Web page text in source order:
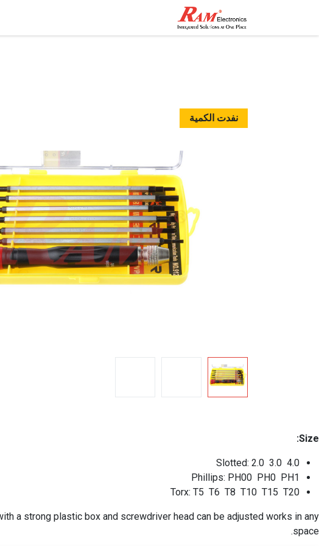
نفدت الكمية
Size:
Slotted: 2.0 3.0 4.0
Phillips: PH00 PH0 PH1
Torx: T5 T6 T8 T10 T15 T20
a strong plastic box and screwdriver head can be adjusted works in any
space.